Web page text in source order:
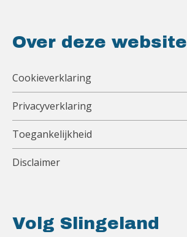
Volg Slingeland
Over deze website
Cookieverklaring
Privacyverklaring
Toegankelijkheid
Disclaimer